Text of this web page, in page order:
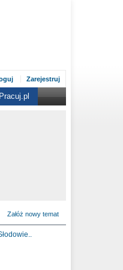
Zarejestruj
Pracuj.pl
Załóż nowy temat